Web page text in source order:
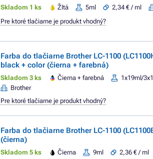
Skladom 1 ks Žltá 5ml 2,34 € / ml
Pre ktoré tlačiarne je produkt vhodný?
Farba do tlačiarne Brother LC-1100
black + color (čierna + farebná)
Skladom 3 ks Čierna + farebná 1x19ml/
Brother
Pre ktoré tlačiarne je produkt vhodný?
Farba do tlačiarne Brother LC-1100
(čierna)
Skladom 5 ks Čierna 9ml 2,36 € / ml